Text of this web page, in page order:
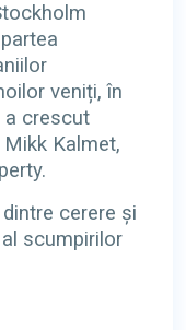
veniți, în
a crescut
Mikk Kalmet,
cerere și
scumpirilor